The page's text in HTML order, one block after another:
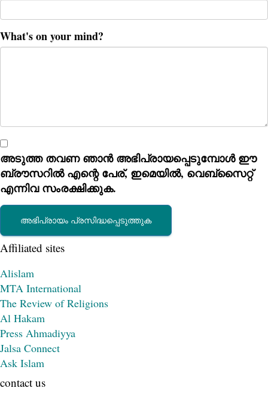
What's on your mind?
അടുത്ത തവണ ഞാൻ അഭിപ്രായപ്പെടുമ്പോൾ ഈ
ബ്രൗസറിൽ എന്റെ പേര്, ഇമെയിൽ, വെബ്സൈറ്റ്
എന്നിവ സംരക്ഷിക്കുക.
Affiliated sites
Alislam
MTA International
The Review of Religions
Al Hakam
Press Ahmadiyya
Jalsa Connect
Ask Islam
contact us